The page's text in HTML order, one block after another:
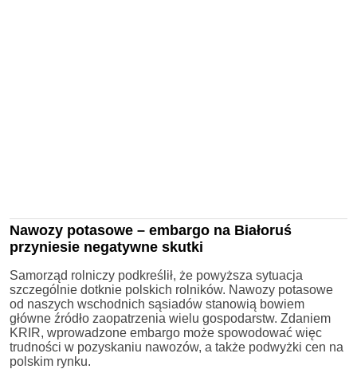
Nawozy potasowe – embargo na Białoruś
przyniesie negatywne skutki
Samorząd rolniczy podkreślił, że powyższa sytuacja
szczególnie dotknie polskich rolników. Nawozy potasowe
od naszych wschodnich sąsiadów stanowią bowiem
główne źródło zaopatrzenia wielu gospodarstw. Zdaniem
KRIR, wprowadzone embargo może spowodować więc
trudności w pozyskaniu nawozów, a także podwyżki cen na
polskim rynku.